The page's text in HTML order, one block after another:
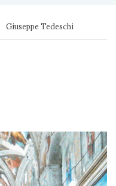
Giuseppe Tedeschi